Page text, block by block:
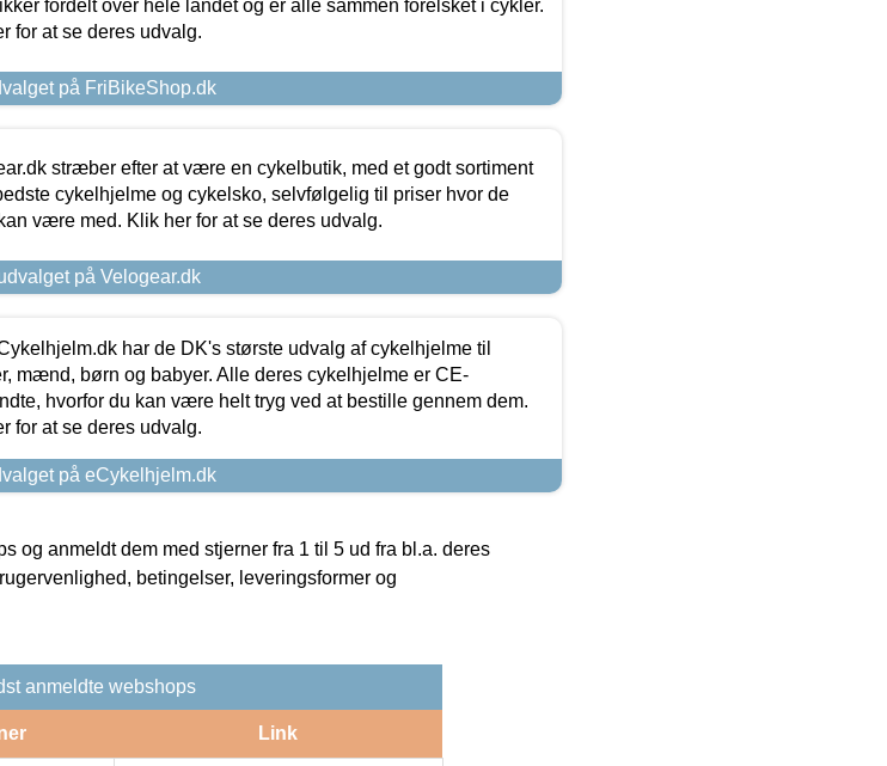
fordelt over hele landet og er alle sammen forelsket i cykler.
for at se deres udvalg.
på FriBikeShop.dk
stræber efter at være en cykelbutik, med et godt sortiment
cykelhjelme og cykelsko, selvfølgelig til priser hvor de
være med. Klik her for at se deres udvalg.
på Velogear.dk
har de DK's største udvalg af cykelhjelme til
mænd, børn og babyer. Alle deres cykelhjelme er CE-
hvorfor du kan være helt tryg ved at bestille gennem dem.
for at se deres udvalg.
på eCykelhjelm.dk
og anmeldt dem med stjerner fra 1 til 5 ud fra bl.a. deres
betingelser, leveringsformer og
anmeldte webshops
Link